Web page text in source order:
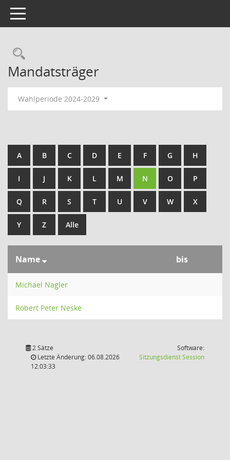
Toggle navigation
Rechercheauswahl
Mandatsträger
Wahlperiode 2024-2029
A B C D E F G H
I J K L M N O P
Q R S T U V W X
Y Z Alle
Name bis
Michael Nagler
Robert Peter Neske
2 Sätze
Letzte Änderung: 06.08.2026
12:03:33
Software:
SitzungsdienstSession(Wird in